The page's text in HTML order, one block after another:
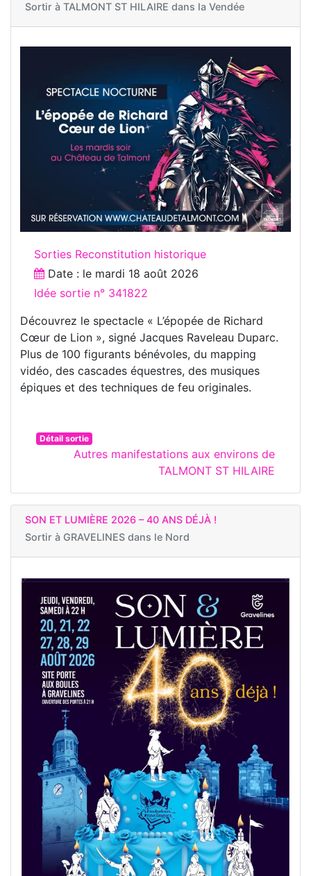
Sortir à TALMONT ST HILAIRE dans la Vendée
Sorties Reconstitution historique
Date : le mardi 18 août 2026
Idée sortie n° 341822
Découvrez le spectacle « L’épopée de Richard
Cœur de Lion », signé Jacques Raveleau Duparc.
Plus de 100 figurants bénévoles, du mapping
vidéo, des cascades équestres, des musiques
épiques et des techniques de feu originales.
Détail sortie
Autres manifestations aux environs de
TALMONT ST HILAIRE
SON ET LUMIÈRE 2026 – 40 ANS DÉJÀ !
Sortir à GRAVELINES dans le Nord